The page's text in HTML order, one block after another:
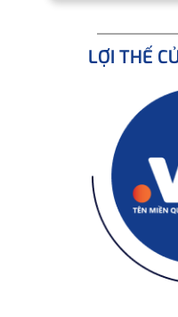
LỢI THẾ